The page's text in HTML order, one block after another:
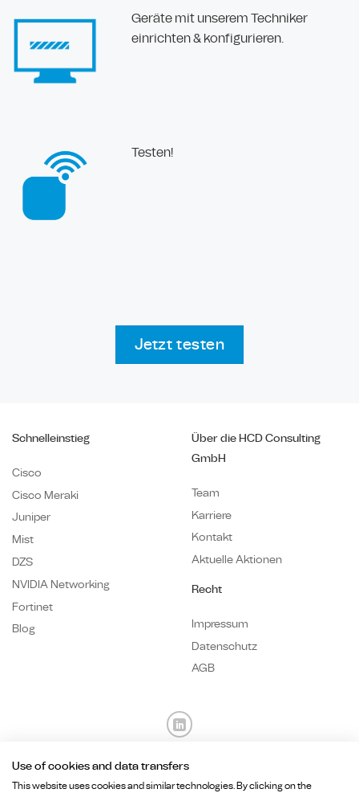
Geräte mit unserem Techniker
einrichten & konfigurieren.
Testen!
Jetzt testen
Schnelleinstieg
Cisco
Cisco Meraki
Juniper
Mist
DZS
NVIDIA Networking
Fortinet
Blog
Über die HCD Consulting
GmbH
Team
Karriere
Kontakt
Aktuelle Aktionen
Recht
Impressum
Datenschutz
AGB
Fragen? Wir sind für Sie da.
Use of cookies and data transfers
This website uses cookies and similar technologies. By clicking on the